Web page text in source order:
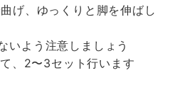
げ、ゆっくりと脚を伸ばし
いよう注意しましょう
、2〜3セット行います